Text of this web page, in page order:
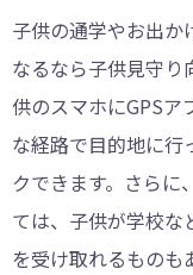
子供の通学やお出か
なるなら子供見守り
供のスマホにGPS
な経路で目的地に行
クできます。さらに
ては、子供が学校な
を受け取れるものも